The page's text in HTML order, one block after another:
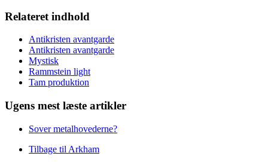
Relateret indhold
Antikristen avantgarde
Antikristen avantgarde
Mystisk
Rammstein light
Tam produktion
Ugens mest læste artikler
Sover metalhovederne?
Tilbage til Arkham